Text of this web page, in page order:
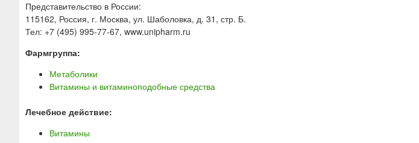
Представительство в России:
115162, Россия, г. Москва, ул. Шаболовка, д. 31, стр. Б.
Тел: +7 (495) 995-77-67, www.unipharm.ru
Фармгруппа:
Метаболики
Витамины и витаминоподобные средства
Лечебное действие:
Витамины